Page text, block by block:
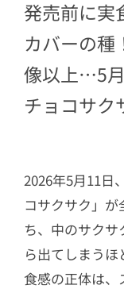
発売前に
カバーの種
像以上…5
チョコサク
2026年5月11日
コサクサク」
ち、中のサク
ら出てしまう
食感の正体は